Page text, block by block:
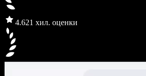
4.621 хил. оценки